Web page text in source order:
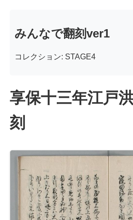
みんなで翻刻ver1
コレクション: STAGE4
享保十三年江戸
刻